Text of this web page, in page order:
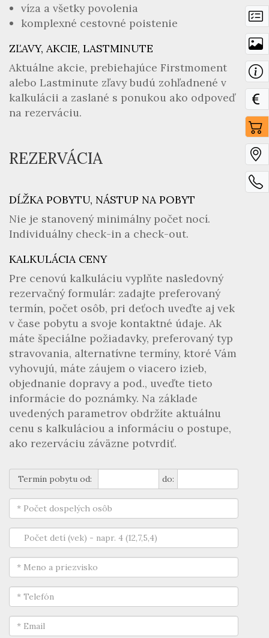
víza a všetky povolenia
komplexné cestovné poistenie
ZĽAVY, AKCIE, LASTMINUTE
Aktuálne akcie, prebiehajúce Firstmoment
alebo Lastminute zľavy budú zohľadnené v
kalkulácii a zaslané s ponukou ako odpoveď
na rezerváciu.
REZERVÁCIA
DĹŽKA POBYTU, NÁSTUP NA POBYT
Nie je stanovený minimálny počet nocí.
Individuálny check-in a check-out.
KALKULÁCIA CENY
Pre cenovú kalkuláciu vyplňte nasledovný
rezervačný formulár: zadajte preferovaný
termín, počet osôb, pri deťoch uveďte aj vek
v čase pobytu a svoje kontaktné údaje. Ak
máte špeciálne požiadavky, preferovaný typ
stravovania, alternatívne termíny, ktoré Vám
vyhovujú, máte záujem o viacero izieb,
objednanie dopravy a pod., uveďte tieto
informácie do poznámky. Na základe
uvedených parametrov obdržíte aktuálnu
cenu s kalkuláciou a informáciu o postupe,
ako rezerváciu záväzne potvrdiť.
Termín pobytu od: do: